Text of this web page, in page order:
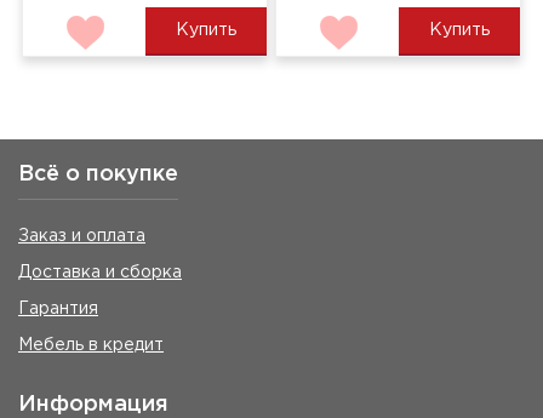
Купить Купить
Всё о покупке
Заказ и оплата
Доставка и сборка
Гарантия
Мебель в кредит
Информация